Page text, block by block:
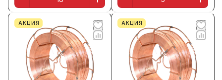
АКЦИЯ АКЦИЯ